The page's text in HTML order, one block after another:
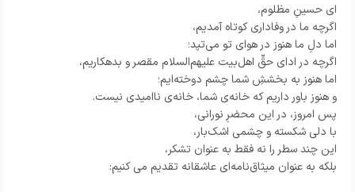
ای حسینِ مظلوم،
اگرچه ما در وفاداری کوتاه آمدیم،
اما دلِ ما هنوز در هوای تو می‌تپد؛
اگرچه در ادای حقِّ اهل‌بیت علیهم‌السلام مقصر و بدهکاریم،
اما هنوز به بخششِ شما چشم دوخته‌ایم؛
و هنوز باور داریم که خانه‌ی شما، خانه‌ی ناامیدی نیست.
پس امروز، در این محضرِ نورانی،
با دلی شکسته و چشمی اشک‌بار،
این چند سطر را نه فقط به عنوان تشکر،
بلکه به عنوان میثاق‌نامه‌ای عاشقانه تقدیم می کنیم: